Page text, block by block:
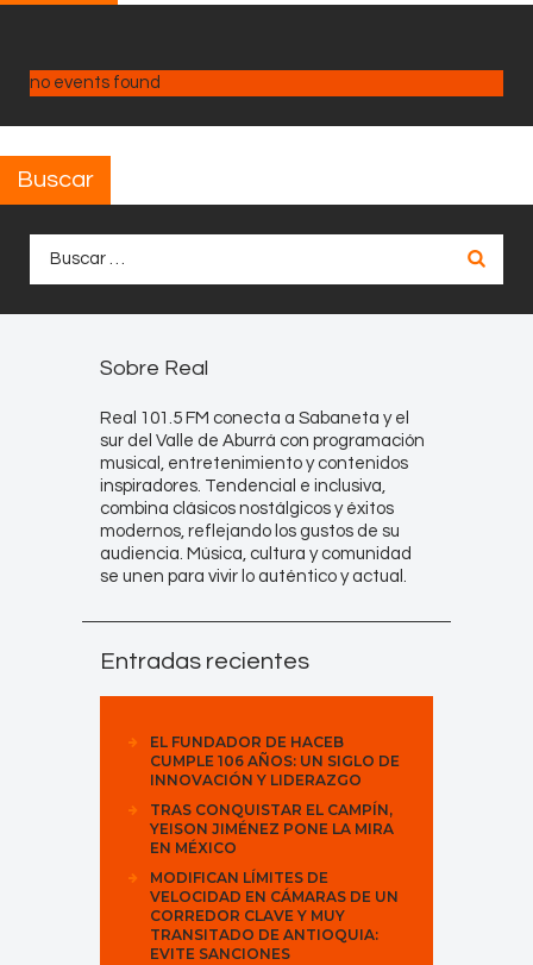
no events found
Buscar
Sobre Real
Real 101.5 FM conecta a Sabaneta y el
sur del Valle de Aburrá con programación
musical, entretenimiento y contenidos
inspiradores. Tendencial e inclusiva,
combina clásicos nostálgicos y éxitos
modernos, reflejando los gustos de su
audiencia. Música, cultura y comunidad
se unen para vivir lo auténtico y actual.
Entradas recientes
EL FUNDADOR DE HACEB
CUMPLE 106 AÑOS: UN SIGLO DE
INNOVACIÓN Y LIDERAZGO
TRAS CONQUISTAR EL CAMPÍN,
YEISON JIMÉNEZ PONE LA MIRA
EN MÉXICO
MODIFICAN LÍMITES DE
VELOCIDAD EN CÁMARAS DE UN
CORREDOR CLAVE Y MUY
TRANSITADO DE ANTIOQUIA:
EVITE SANCIONES